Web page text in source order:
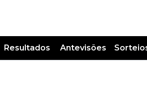
Resultados Antevisões